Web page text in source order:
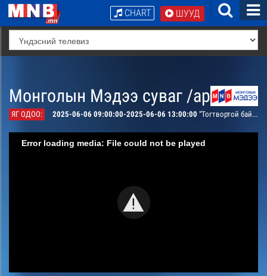
ШУУД
CHART
Монголын Мэдээ суваг /архив/
ЯГ ОДОО: 2025-06-06 09:00:00-2025-06-06 13:00:00 “Тогтвортой байдлын яриа хэлэлцээ - Уур амьсгалын өөрчлөлт: Тэрбуман мод” Олон Улсын чуулга уулзалт
Error loading media: File could not be played